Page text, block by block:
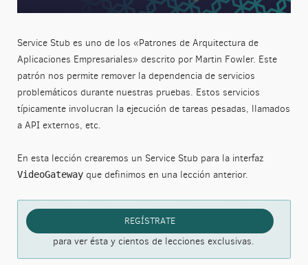
Service Stub es uno de los «Patrones de Arquitectura de
Aplicaciones Empresariales» descrito por Martin Fowler. Este
patrón nos permite remover la dependencia de servicios
problemáticos durante nuestras pruebas. Estos servicios
típicamente involucran la ejecución de tareas pesadas, llamados
a API externos, etc.
En esta lección crearemos un Service Stub para la interfaz
VideoGatewayque definimos en una lección anterior.
REGÍSTRATE
para ver ésta y cientos de lecciones exclusivas.